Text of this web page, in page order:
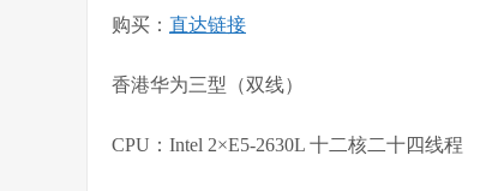
购买： 直达链接
香港华为三型（双线）
CPU：Intel 2×E5-2630L 十二核二十四线程